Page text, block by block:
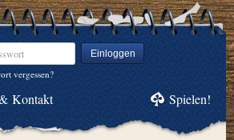
Einloggen
vergessen?
Kontakt Spielen!